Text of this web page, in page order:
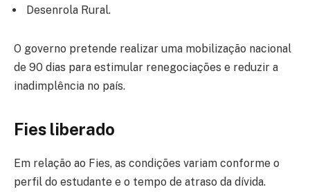
Desenrola Rural.
O governo pretende realizar uma mobilização nacional
de 90 dias para estimular renegociações e reduzir a
inadimplência no país.
Fies liberado
Em relação ao Fies, as condições variam conforme o
perfil do estudante e o tempo de atraso da dívida.